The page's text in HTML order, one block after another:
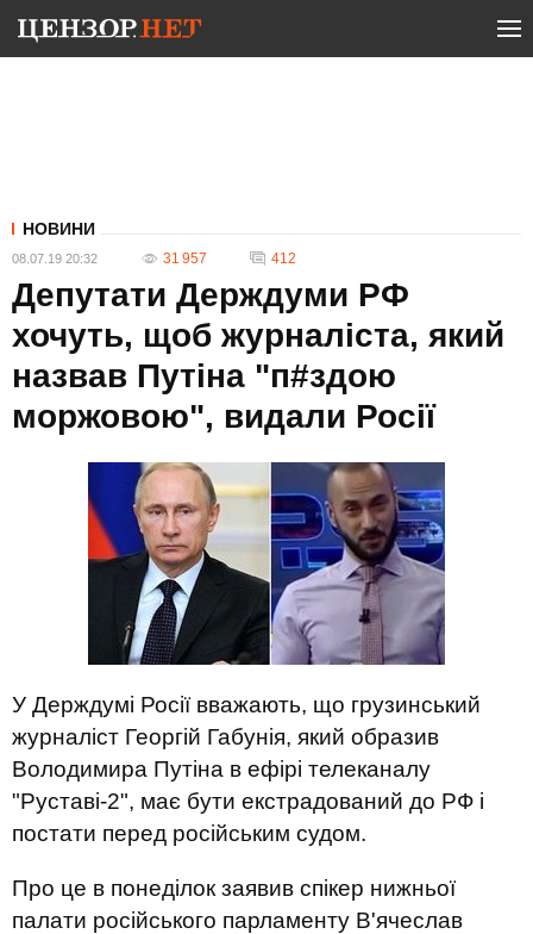
НОВИНИ
08.07.19 20:32 31 957 412
Депутати Держдуми РФ
хочуть, щоб журналіста, який
назвав Путіна "п#здою
моржовою", видали Росії
У Держдумі Росії вважають, що грузинський
журналіст Георгій Габунія, який образив
Володимира Путіна в ефірі телеканалу
"Руставі-2", має бути екстрадований до РФ і
постати перед російським судом.
Про це в понеділок заявив спікер нижньої
палати російського парламенту В'ячеслав